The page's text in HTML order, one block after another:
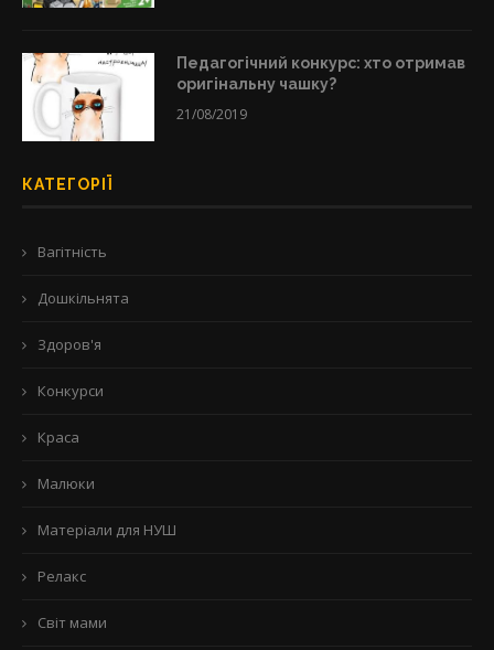
Педагогічний конкурс: хто отримав
оригінальну чашку?
21/08/2019
КАТЕГОРІЇ
Вагітність
Дошкільнята
Здоров'я
Конкурси
Краса
Малюки
Матеріали для НУШ
Релакс
Світ мами